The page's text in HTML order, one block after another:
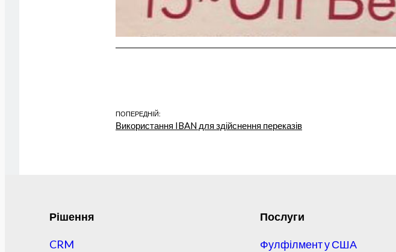
ПОПЕРЕДНІЙ:
Використання IBAN для здійснення переказів
Рішення
CRM
Послуги
Фулфілмент у США